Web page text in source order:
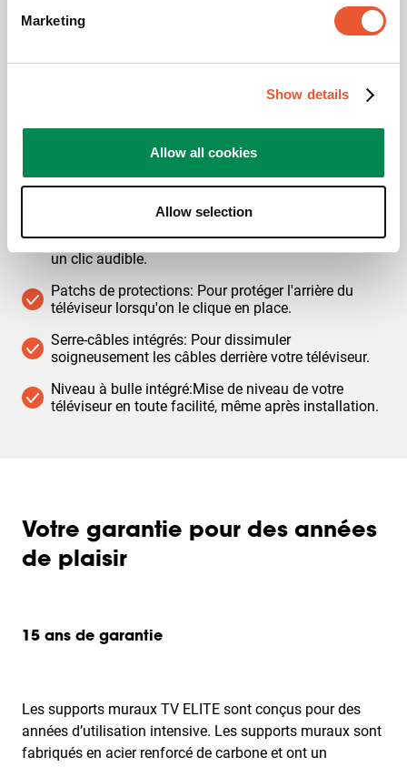
Marketing
Show details
Allow all cookies
Allow selection
caractéristiques suivantes:
Montage à plat contre le mur: Installez votre
téléviseur à seulement 1,5 cm du mur.
de verrouiller le téléviseur sur le support mural avec
un clic audible.
Patchs de protections: Pour protéger l'arrière du
téléviseur lorsqu'on le clique en place.
Serre-câbles intégrés: Pour dissimuler
soigneusement les câbles derrière votre téléviseur.
Niveau à bulle intégré:Mise de niveau de votre
téléviseur en toute facilité, même après installation.
Votre garantie pour des années
de plaisir
15 ans de garantie
Les supports muraux TV ELITE sont conçus pour des
années d’utilisation intensive. Les supports muraux sont
fabriqués en acier renforcé de carbone et ont un